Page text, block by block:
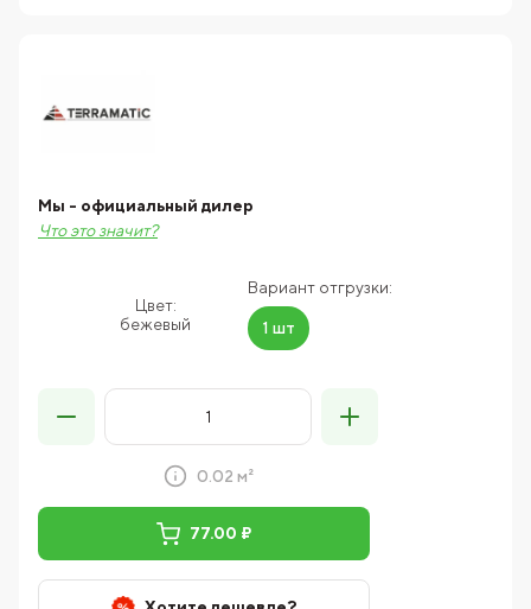
Цвет:
бежевый
Вариант отгрузки:
1 шт
Мы - официальный дилер
Что это значит?
0.02 м²
77.00 ₽